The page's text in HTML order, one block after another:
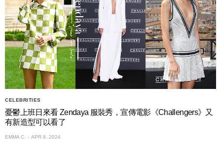
CELEBRITIES
憂鬱上班日來看 Zendaya 服裝秀，宣傳電影《Challengers》又
有新造型可以看了
EMMA C. APR 8, 2024